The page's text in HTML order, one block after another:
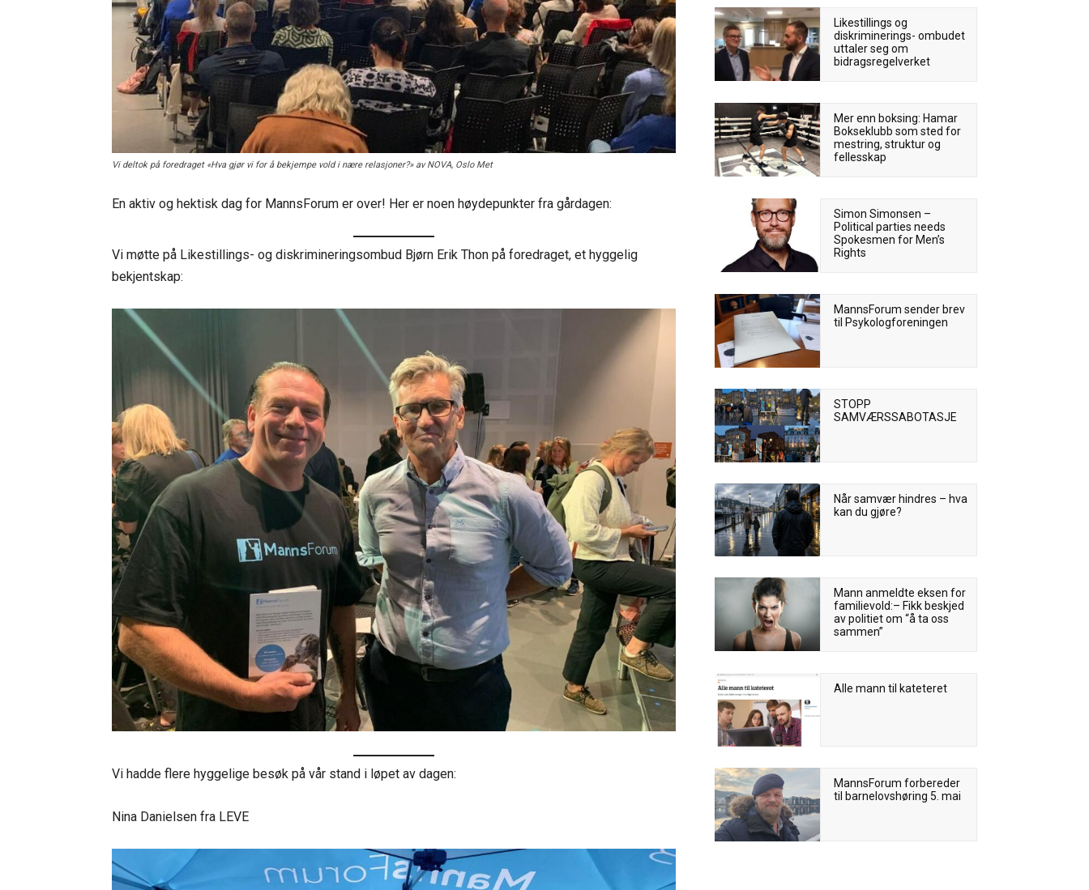
Vi deltok på foredraget «Hva gjør vi for å bekjempe vold i nære relasjoner?» av NOVA, Oslo Met
En aktiv og hektisk dag for MannsForum er over! Her er noen høydepunkter fra gårdagen:
Vi møtte på Likestillings- og diskrimineringsombud Bjørn Erik Thon på foredraget, et hyggelig
bekjentskap:
Vi hadde flere hyggelige besøk på vår stand i løpet av dagen:
Nina Danielsen fra LEVE
Likestillings og
diskriminerings- ombudet
uttaler seg om
bidragsregelverket
Mer enn boksing: Hamar
Bokseklubb som sted for
mestring, struktur og
fellesskap
Simon Simonsen –
Political parties needs
Spokesmen for Men’s
Rights
MannsForum sender brev
til Psykologforeningen
STOPP
SAMVÆRSSABOTASJE
Når samvær hindres – hva
kan du gjøre?
Mann anmeldte eksen for
familievold:– Fikk beskjed
av politiet om “å ta oss
sammen”
Alle mann til kateteret
MannsForum forbereder
til barnelovshøring 5. mai